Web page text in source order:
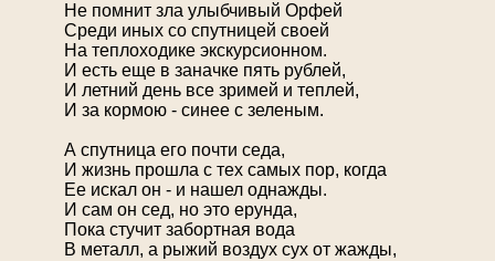
Не помнит зла улыбчивый Орфей
Среди иных со спутницей своей
На теплоходике экскурсионном.
И есть еще в заначке пять рублей,
И летний день все зримей и теплей,
И за кормою - синее с зеленым.
А спутница его почти седа,
И жизнь прошла с тех самых пор, когда
Ее искал он - и нашел однажды.
И сам он сед, но это ерунда,
Пока стучит забортная вода
В металл, а рыжий воздух сух от жажды,